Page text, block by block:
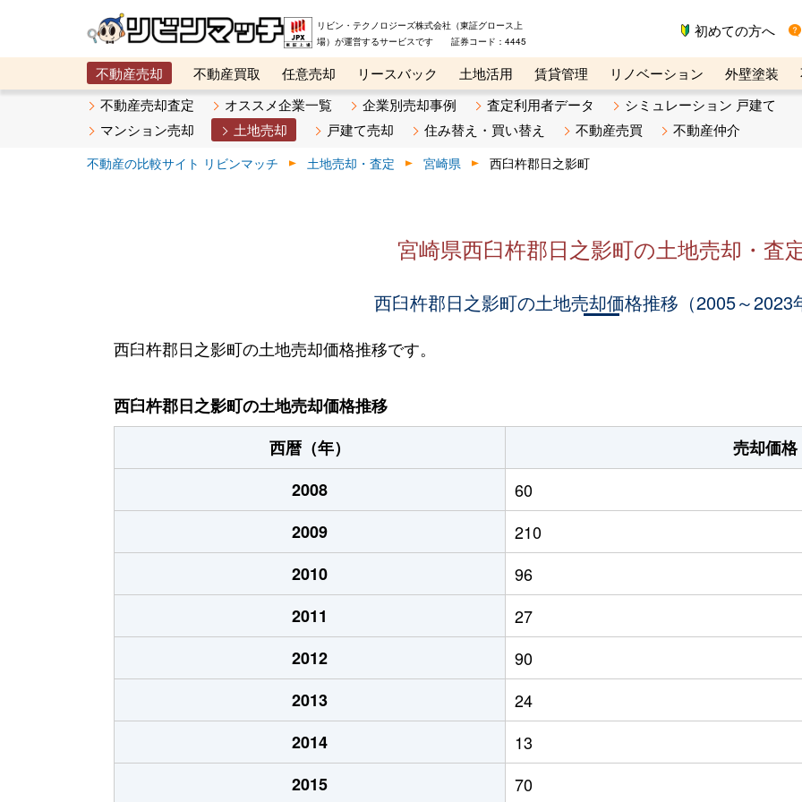
リビン・テクノロジーズ株式会社（東証グロース上
場）が運営するサービスです 証券コード：4445
初めての方へ
不動産売却 不動産買取 任意売却 リースバック 土地活用 賃貸管理 リノベーション 外壁塗装
メタ住宅展示場
ベスト不動産カンパニー オンライン講座 リビンマガジンBiz 不動産売却ご相談デスク
不動産売却査定 オススメ企業一覧 企業別売却事例 査定利用者データ
シミュレーション 戸建て
マンション売却
土地売却 戸建て売却 住み替え・買い替え 不動産売買 不動産仲介
不動産の比較サイト リビンマッチ 土地売却・査定 宮崎県 西臼杵郡日之影町
宮崎県西臼杵郡日之影町の土地売却・査
西臼杵郡日之影町の土地売却価格推移（2005～2023
西臼杵郡日之影町の土地売却価格推移です。
西臼杵郡日之影町の土地売却価格推移
西暦（年）
売却価
2008
60
2009
210
2010
96
2011
27
2012
90
2013
24
2014
13
2015
70